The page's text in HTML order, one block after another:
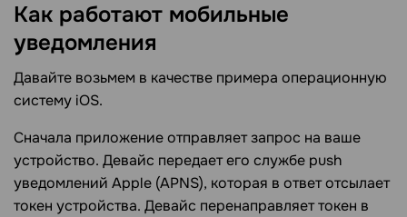
Как работают мобильные
уведомления
Давайте возьмем в качестве примера операционную
систему iOS.
Сначала приложение отправляет запрос на ваше
устройство. Девайс передает его службе push
уведомлений Apple (APNS), которая в ответ отсылает
токен устройства. Девайс перенаправляет токен в